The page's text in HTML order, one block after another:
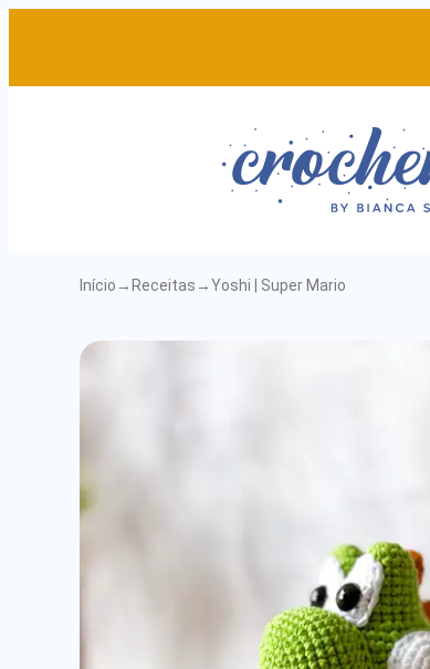
Início → Receitas →Yoshi | Super Mario